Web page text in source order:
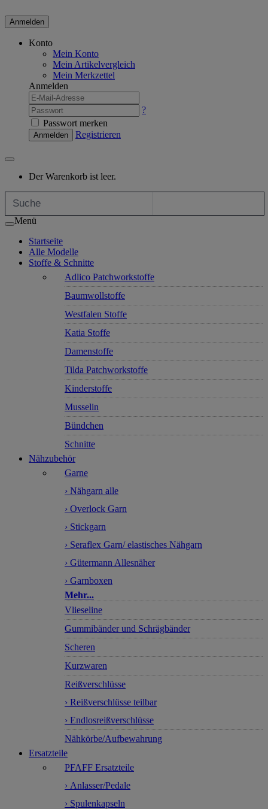
Anmelden
Konto
Mein Konto
Mein Artikelvergleich
Mein Merkzettel
Anmelden
?
Passwort merken
Anmelden Registrieren
Der Warenkorb ist leer.
Menü
Startseite
Alle Modelle
Stoffe & Schnitte
Adlico Patchworkstoffe
Baumwollstoffe
Westfalen Stoffe
Katia Stoffe
Damenstoffe
Tilda Patchworkstoffe
Kinderstoffe
Musselin
Bündchen
Schnitte
Nähzubehör
Garne
› Nähgarn alle
› Overlock Garn
› Stickgarn
› Seraflex Garn/ elastisches Nähgarn
› Gütermann Allesnäher
› Garnboxen
Mehr...
Vlieseline
Gummibänder und Schrägbänder
Scheren
Kurzwaren
Reißverschlüsse
› Reißverschlüsse teilbar
› Endlosreißverschlüsse
Nähkörbe/Aufbewahrung
Ersatzteile
PFAFF Ersatzteile
› Anlasser/Pedale
› Spulenkapseln